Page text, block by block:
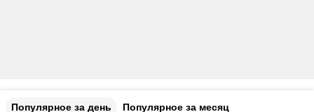
Популярное за день Популярное за месяц